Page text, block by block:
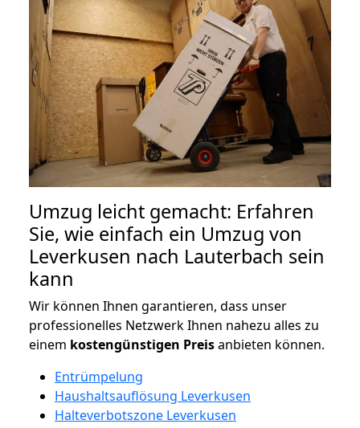
Umzug leicht gemacht: Erfahren
Sie, wie einfach ein Umzug von
Leverkusen nach Lauterbach sein
kann
Wir können Ihnen garantieren, dass unser
professionelles Netzwerk Ihnen nahezu alles zu
einem kostengünstigen Preisanbieten können.
Entrümpelung
Haushaltsauflösung Leverkusen
Halteverbotszone Leverkusen